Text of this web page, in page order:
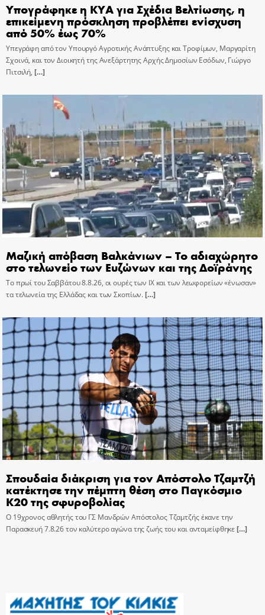
Υπογράφηκε η ΚΥΑ για Σχέδια Βελτίωσης, η
επικείμενη πρόσκληση προβλέπει ενίσχυση
από 50% έως 70%
Υπεγράφη από τον Υπουργό Αγροτικής Ανάπτυξης και Τροφίμων, Μαργαρίτη
Σχοινά, και τον Διοικητή της Ανεξάρτητης Αρχής Δημοσίων Εσόδων, Γιώργο
Πιτσιλή, […]
Μαζική απόβαση Βαλκάνιων – Το αδιαχώρητο
στο τελωνείο των Ευζώνων και της Δοϊράνης
Το πρωί του Σαββάτου 8.8.26, οι ουρές των ΙΧ και των λεωφορείων «ένωσαν»
τα τελωνεία της Ελλάδας και των Σκοπίων.[…]
Σπουδαία διάκριση για τον Απόστολο Τζαμτζή
κατέκτησε την πέμπτη θέση στο Παγκόσμιο
Κ20 της σφυροβολίας
Ο 19χρονος αθλητής του ΓΣ Μανδρών Απόστολος Τζαμτζής έκανε την
Παρασκευή 7.8.26 τον καλύτερο αγώνα της ζωής του και ανταμείφθηκε[…]